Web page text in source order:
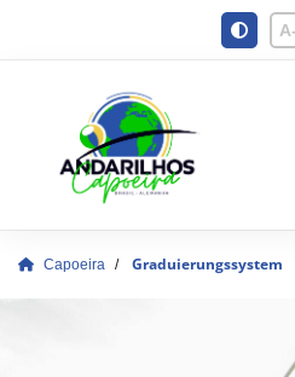
A-
Capoeira Graduierungssystem